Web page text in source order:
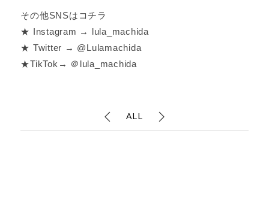
その他SNSはコチラ
★ Instagram → lula_machida
★ Twitter → @Lulamachida
★TikTok→ ＠lula_machida
ALL